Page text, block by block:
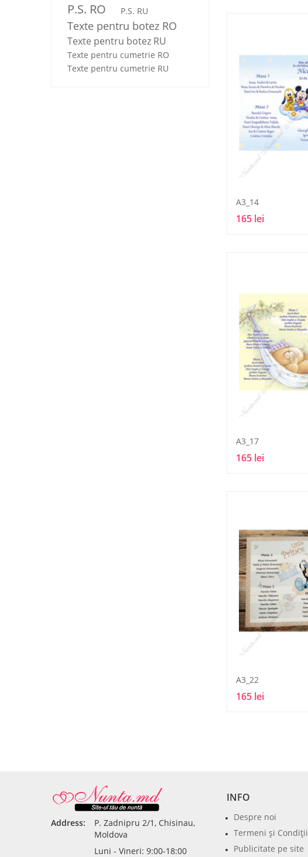
P.S. RO P.S. RU
Texte pentru botez RO
Texte pentru botez RU
Texte pentru cumetrie RO
Texte pentru cumetrie RU
A3_14
165 lei
A3_17
165 lei
A3_22
165 lei
Address:
P. Zadnipru 2/1, Chisinau,
Moldova
Luni - Vineri: 9:00-18:00
INFO
Despre noi
Termeni şi Condiţii
Publicitate pe site